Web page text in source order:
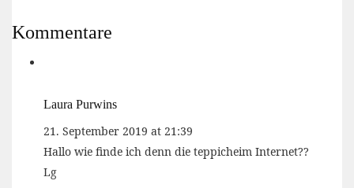
Kommentare
Laura Purwins
21. September 2019 at 21:39
Hallo wie finde ich denn die teppicheim Internet??
Lg